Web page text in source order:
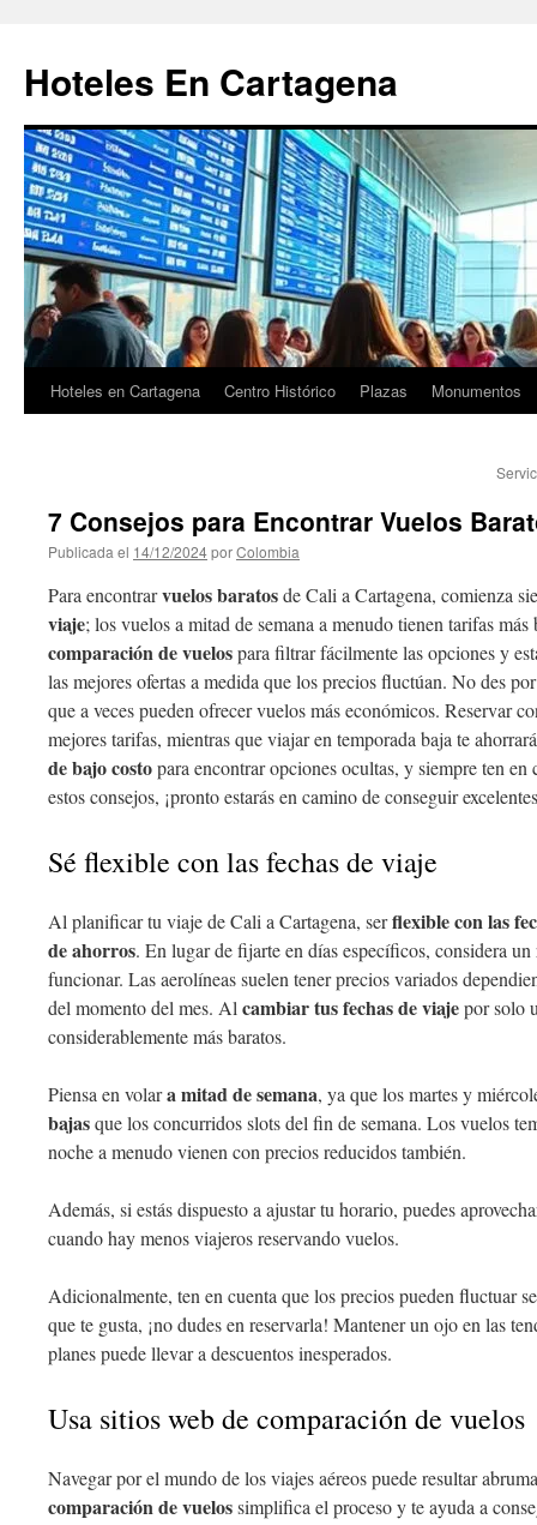
contenido
Hoteles En Cartagena
Hoteles en Cartagena Centro Histórico Plazas Monumentos
7 Consejos para Encontrar Vuelos
Publicada el 14/12/2024porColombia
Para encontrarvuelos baratosde Cali a Cartagena, comienza
viaje; los vuelos a mitad de semana a menudo tienen tarifas
comparación de vuelospara filtrar fácilmente las opciones y
las mejores ofertas a medida que los precios fluctúan. No des
que a veces pueden ofrecer vuelos más económicos. Reservar
mejores tarifas, mientras que viajar en temporada baja te
de bajo costopara encontrar opciones ocultas, y siempre ten
estos consejos, ¡pronto estarás en camino de conseguir
Sé flexible con las fechas de viaje
Al planificar tu viaje de Cali a Cartagena, serflexible con las
de ahorros. En lugar de fijarte en días específicos, considera
funcionar. Las aerolíneas suelen tener precios variados
del momento del mes. Al cambiar tus fechas de viajepor solo
considerablemente más baratos.
Piensa en volara mitad de semana, ya que los martes y
bajasque los concurridos slots del fin de semana. Los vuelos
noche a menudo vienen con precios reducidos también.
Además, si estás dispuesto a ajustar tu horario, puedes
cuando hay menos viajeros reservando vuelos.
Adicionalmente, ten en cuenta que los precios pueden fluctuar
que te gusta, ¡no dudes en reservarla! Mantener un ojo en las
planes puede llevar a descuentos inesperados.
Usa sitios web de comparación de vuelos
Navegar por el mundo de los viajes aéreos puede resultar
comparación de vuelossimplifica el proceso y te ayuda a